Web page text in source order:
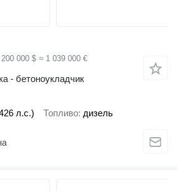
200 000 $ ≈ 1 039 000 €
- бетоноукладчик
л.с.) Топливо дизель